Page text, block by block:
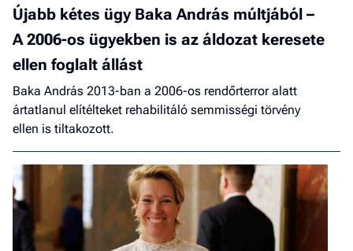
Újabb kétes ügy Baka András múltjából –
A 2006-os ügyekben is az áldozat keresete
ellen foglalt állást
Baka András 2013-ban a 2006-os rendőrterror alatt
ártatlanul elítélteket rehabilitáló semmisségi törvény
ellen is tiltakozott.